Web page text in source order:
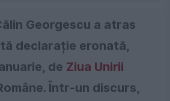
Georgescu a atras
declarație eronată,
de Ziua Unirii
Într-un discurs,